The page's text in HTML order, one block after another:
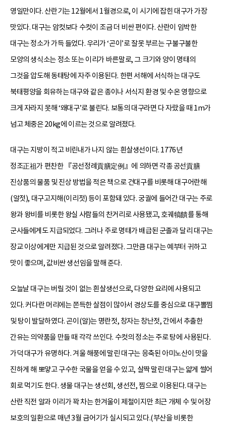
영일만이다. 산란기는 12월에서 1월경으로, 이 시기에 잡힌 대구가 가장
맛있다. 대구는 암컷보다 수컷이 조금 더 비싼 편이다. 산란이 임박한
대구는 정소가 가득 들었다. 우리가 ‘곤이’로 잘못 부르는 구불구불한
모양의 생식소는 정소 또는 이리가 바른말로, 그 크기와 양이 명태의
그것을 압도해 동태탕에 자주 이용된다. 한편 서해에 서식하는 대구도
북태평양을 회유하는 대구와 같은 종이나 서식지 환경 및 수온 영향으로
크게 자라지 못해 ‘왜대구’로 불린다. 보통의 대구라면 다 자랐을 때 1m가
넘고 체중은 20kg에 이르는 것으로 알려졌다.
대구는 지방이 적고 비린내가 나지 않는 흰살생선이다. 1776년
정조正祖가 편찬한 『공선정례貢膳定例』에 의하면 각종 공선貢膳
진상품의 물품 및 진상 방법을 적은 책으로 건대구를 비롯해 대구어란해
(알젓), 대구고지해(이리젓) 등이 포함돼 있다. 궁궐에 들어간 대구는 주로
왕과 왕비를 비롯한 왕실 사람들의 찬거리로 사용됐고, 호궤犒饋를 통해
군사들에게도 지급되었다. 그러나 주로 명태가 배급된 군졸과 달리 대구는
장교 이상에게만 지급된 것으로 알려졌다. 그만큼 대구는 예부터 귀하고
맛이 좋으며, 값비싼 생선임을 말해 준다.
오늘날 대구는 버릴 것이 없는 흰살생선으로, 다양한 요리에 사용되고
있다. 커다란 머리에는 쫀득한 살점이 많아서 경상도를 중심으로 대구뽈찜
및 탕이 발달하였다. 곤이(알)는 명란젓, 창자는 창난젓, 간에서 추출한
간유는 의약품을 만들 때 각각 쓰인다. 수컷의 정소는 주로 탕에 사용된다.
가덕 대구가 유명하다. 겨울 해풍에 말린 대구는 응축된 아미노산이 맛을
진하게 해 뽀얗고 구수한 국물을 얻을 수 있고, 살짝 말린 대구는 얇게 썰어
회로 먹기도 한다. 생물 대구는 생선회, 생선전, 찜으로 이용된다. 대구는
산란 직전 알과 이리가 꽉 차는 한겨울이 제철이지만 최근 개체 수 및 어장
보호의 일환으로 매년 3월 금어기가 실시되고 있다.(부산을 비롯한